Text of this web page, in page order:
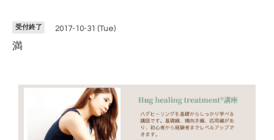
受付終了 2017-10-31 (Tue)
満